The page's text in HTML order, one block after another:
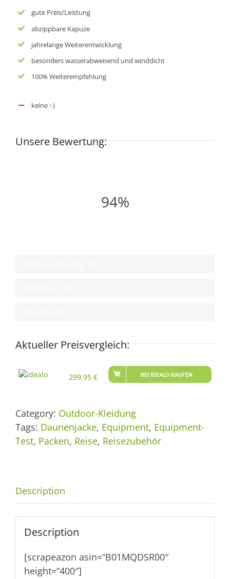
gute Preis/Leistung
abzippbare Kapuze
jahrelange Weiterentwicklung
besonders wasserabweisend und winddicht
100% Weiterempfehlung
keine :-)
Unsere Bewertung:
94%
Aktueller Preisvergleich:
299,95 € BEI IDEALO KAUFEN
Category: Outdoor-Kleidung
Tags: Daunenjacke, Equipment, Equipment-
Test, Packen, Reise, Reisezubehör
Description
Description
[scrapeazon asin=“B01MQDSR00″
height=“400″]